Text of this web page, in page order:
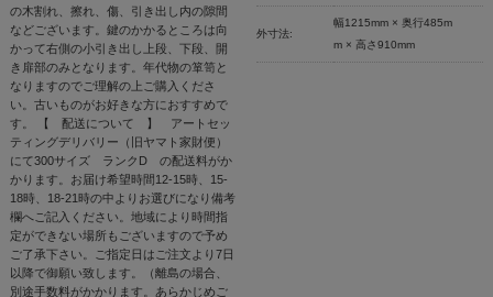
の木割れ、擦れ、傷、引き出し内の隙間
などございます。鍵のかかるところは向
かって右側の小引き出し上段、下段、開
き扉部のみとなります。年代物の箪笥と
なりますのでご理解の上ご購入くださ
い。古いものがお好きな方におすすめで
す。 【 配送について 】 アートセッ
ティングデリバリー（旧ヤマト家財便）
にて300サイズ ランクD の配送料がか
かります。お届け希望時間12-15時、15-
18時、18-21時の中よりお選びになり備考
欄へご記入ください。地域により時間指
定ができない場所もございますので予め
ご了承下さい。ご指定日はご注文より7日
以降で御願い致します。（離島の場合、
別途手数料がかかります。あらかじめご
外寸法:
幅1215mm × 奥行485m
m × 高さ910mm